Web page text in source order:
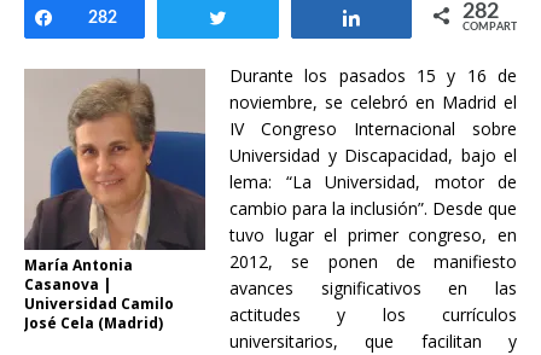
Compartir
282 Compartir 282
COMPARTIR
María Antonia
Casanova |
Universidad Camilo
José Cela (Madrid)
Durante los pasados 15 y 16 de
noviembre, se celebró en Madrid el
IV Congreso Internacional sobre
Universidad y Discapacidad, bajo el
lema: “La Universidad, motor de
cambio para la inclusión”. Desde que
tuvo lugar el primer congreso, en
2012, se ponen de manifiesto
avances significativos en las
actitudes y los currículos
universitarios, que facilitan y